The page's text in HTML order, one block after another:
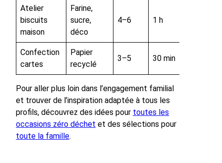
Atelier
biscuits
maison
Farine,
sucre,
déco
4–6 1 h
Confection
cartes
Papier
recyclé
3–5 30 min
Pour aller plus loin dans l’engagement familial
et trouver de l’inspiration adaptée à tous les
profils, découvrez des idées pour toutes les
occasions zéro déchet et des sélections pour
toute la famille.